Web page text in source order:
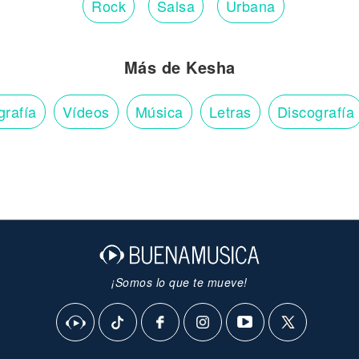
Rock Salsa Urbana
Más de Kesha
Vídeos Música Letras Discografía
¡Somos lo que te mueve!